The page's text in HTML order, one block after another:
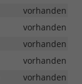
vorhanden
vorhanden
vorhanden
vorhanden
vorhanden